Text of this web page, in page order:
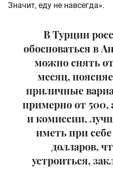
Значит, еду не навсегда».
В Турции
обосноваться в
можно снять
месяц,
приличные
примерно от 500,
и комиссии,
иметь при
долларов,
устроиться,